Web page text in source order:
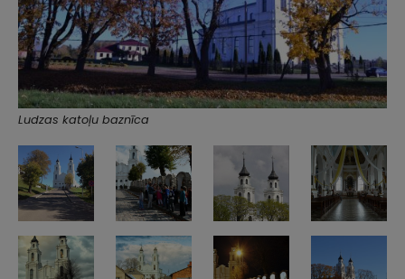
Ludzas katoļu baznīca